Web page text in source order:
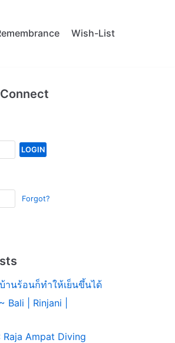
Wish-List
Forgot?
านร้อนก็ทำให้เย็นขึ้นได้
Bali | Rinjani |
Raja Ampat Diving